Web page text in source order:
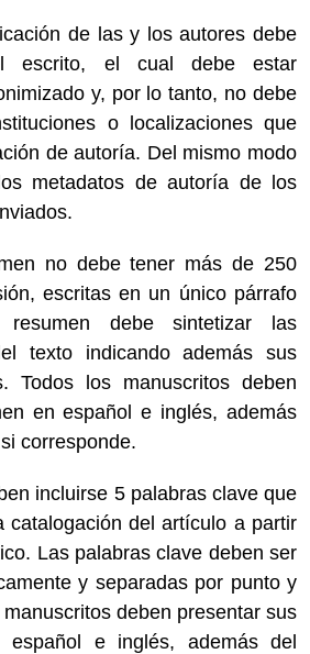
de las y los autores debe
escrito, el cual debe estar
y, por lo tanto, no debe
o localizaciones que
de autoría. Del mismo modo
metadatos de autoría de los
no debe tener más de 250
escritas en un único párrafo
debe sintetizar las
texto indicando además sus
Todos los manuscritos deben
en español e inglés, además
corresponde.
incluirse 5 palabras clave que
catalogación del artículo a partir
Las palabras clave deben ser
y separadas por punto y
deben presentar sus
español e inglés, además del